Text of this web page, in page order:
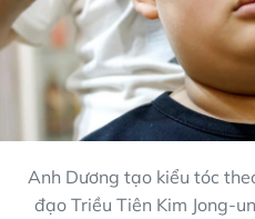
Anh Dương tạo kiểu tóc
đạo Triều Tiên Kim Jong-